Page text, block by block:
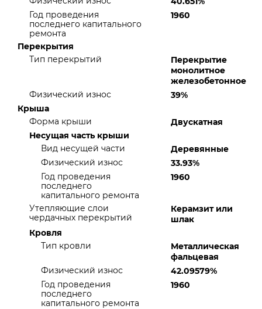
Год проведения
последнего капитального
ремонта
1960
Перекрытия
Тип перекрытий
Перекрытие
монолитное
железобетонное
Физический износ
39%
Крыша
Форма крыши
Двускатная
Несущая часть крыши
Вид несущей части
Деревянные
Физический износ
33.93%
Год проведения
последнего
капитального ремонта
1960
Утепляющие слои
чердачных перекрытий
Керамзит или
шлак
Кровля
Тип кровли
Металлическая
фальцевая
Физический износ
42.09579%
Год проведения
последнего
капитального ремонта
1960